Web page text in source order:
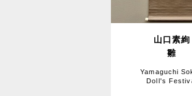
山口素絢
雛
Yamaguchi
Doll's